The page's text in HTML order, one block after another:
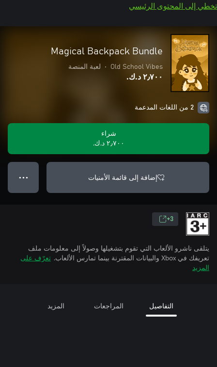
تخطي إلى المحتوى الرئيسي
Magical Backpack Bundle
Old School Vibes
• لعبة المنصة
٢٫٧٠٠ د.ك.‏
2 من اللغات المدعمة
شراء
٢٫٧٠٠ د.ك.‏
إضافة إلى قائمة الأمنيات ● ● ●
3+
يتلقى ناشرو الألعاب التي تقوم بتشغيلها وصولاً إلى معلومات ملف
تعريفك في Xbox والبيانات المقترنة بينما تمارس الألعاب.
تعرّف على
المزيد
التفاصيل المراجعات المزيد